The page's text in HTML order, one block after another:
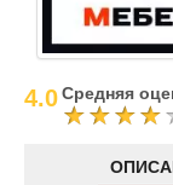
4.0Средняя